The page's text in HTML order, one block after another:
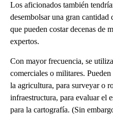
Los aficionados también
desembolsar una gran cantidad
que pueden costar decenas de
expertos.
Con mayor frecuencia, se
comerciales o militares.
la agricultura, para surveyar o
infraestructura, para evaluar el
para la cartografía. (Sin